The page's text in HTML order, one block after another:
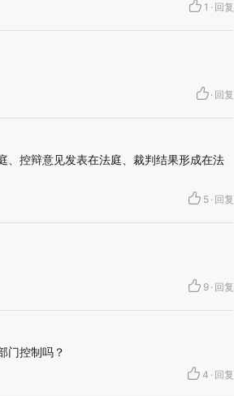
1 · 回复
· 回复
、控辩意见发表在法庭、裁判结果形成在法
5 · 回复
9 · 回复
门控制吗？
4 · 回复